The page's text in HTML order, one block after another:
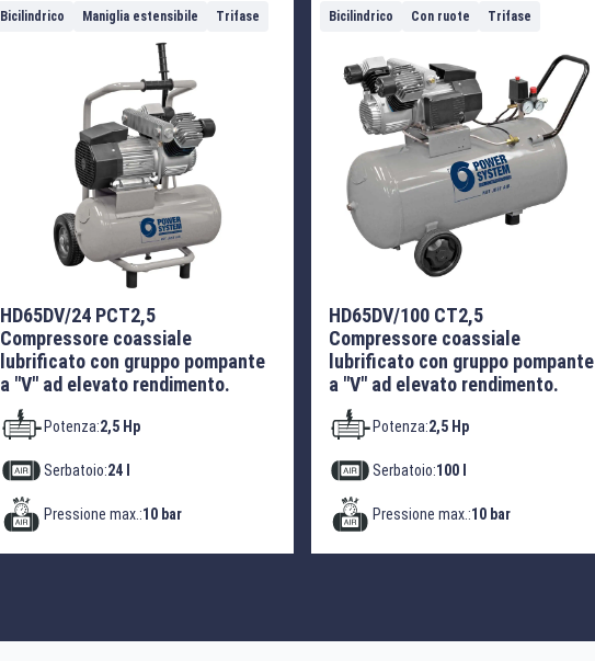
Bicilindrico Maniglia estensibile Trifase
HD65DV/24 PCT2,5
Compressore coassiale
lubrificato con gruppo pompante
a "V" ad elevato rendimento.
Potenza:2,5 Hp
Serbatoio:24 l
Pressione max.:10 bar
Bicilindrico Con ruote Trifase
HD65DV/100 CT2,5
Compressore coassiale
lubrificato con gruppo pompante
a "V" ad elevato rendimento.
Potenza:2,5 Hp
Serbatoio:100 l
Pressione max.:10 bar